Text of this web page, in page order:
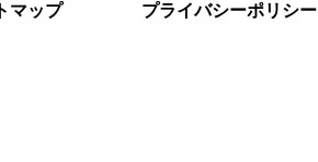
マップ プライバシーポリシー